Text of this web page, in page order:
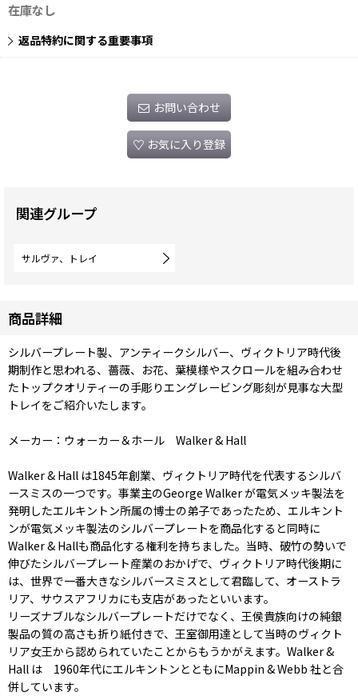
在庫なし
返品特約に関する重要事項
お問い合わせ
お気に入り登録
関連グループ
サルヴァ、トレイ
商品詳細
シルバープレート製、アンティークシルバー、ヴィクトリア時代後
期制作と思われる、薔薇、お花、葉模様やスクロールを組み合わせ
たトップクオリティーの手彫りエングレービング彫刻が見事な大型
トレイをご紹介いたします。
メーカー：ウォーカー＆ホール Walker & Hall
Walker & Hall は1845年創業、ヴィクトリア時代を代表するシルバ
ースミスの一つです。事業主のGeorge Walker が電気メッキ製法を
発明したエルキントン所属の博士の弟子であったため、エルキント
ンが電気メッキ製法のシルバープレートを商品化すると同時に
Walker & Hallも商品化する権利を持ちました。当時、破竹の勢いで
伸びたシルバープレート産業のおかげで、ヴィクトリア時代後期に
は、世界で一番大きなシルバースミスとして君臨して、オーストラ
リア、サウスアフリカにも支店があったといいます。
リーズナブルなシルバープレートだけでなく、王侯貴族向けの純銀
製品の質の高さも折り紙付きで、王室御用達として当時のヴィクト
リア女王から認められていたことからもうかがえます。Walker &
Hall は 1960年代にエルキントンとともにMappin & Webb 社と合
併しています。